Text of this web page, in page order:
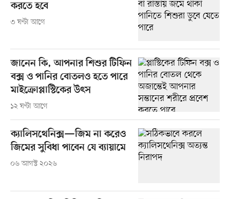
করতে হবে
৩ ঘণ্টা আগে
জানেন কি, আপনার শিশুর টিফিন
বক্স ও পানির বোতলও হতে পারে
মাইক্রোপ্লাস্টিকের উৎস
১২ ঘণ্টা আগে
ক্যালিসথেনিক্স—জিম না করেও
জিমের সুবিধা পাবেন যে ব্যায়ামে
০৬ আগস্ট ২০২৬